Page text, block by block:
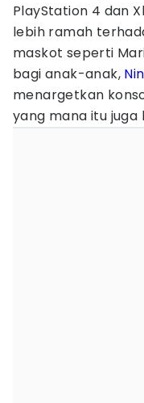
PlayStation 4 dan
lebih ramah
maskot seperti
bagi anak-anak,
menargetkan
yang mana itu juga